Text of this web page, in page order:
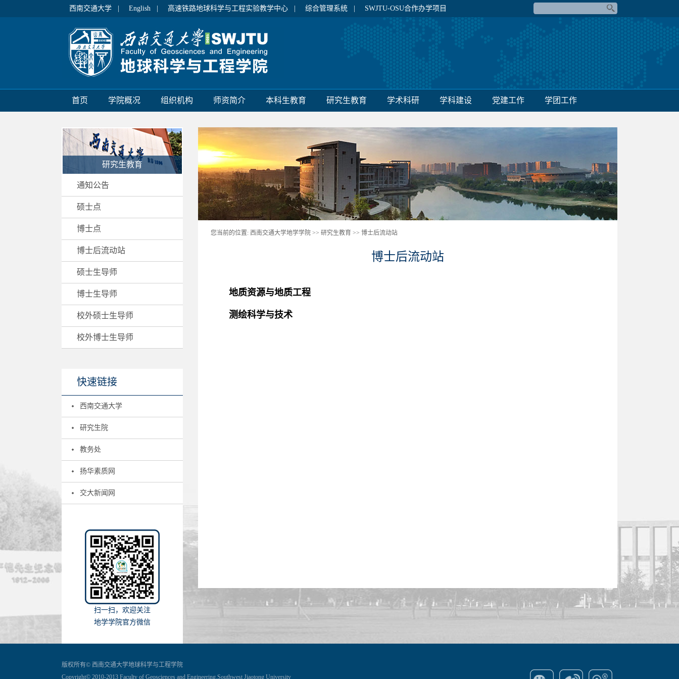
西南交通大学 | English | 高速铁路地球科学与工程实验教学中心 | 综合管理系统 | SWJTU-OSU合作办学项目
首页 学院概况 组织机构 师资简介 本科生教育 研究生教育 学术科研 学科建设 党建工作 学团工作
研究生教育
通知公告
硕士点
博士点
博士后流动站
硕士生导师
博士生导师
校外硕士生导师
校外博士生导师
快速链接
西南交通大学
研究生院
教务处
扬华素质网
交大新闻网
扫一扫，欢迎关注
地学学院官方微信
您当前的位置: 西南交通大学地学学院 >> 研究生教育 >> 博士后流动站
博士后流动站
地质资源与地质工程
测绘科学与技术
版权所有© 西南交通大学地球科学与工程学院
Copyright© 2010-2013 Faculty of Geosciences and Engineering,Southwest Jiaotong University